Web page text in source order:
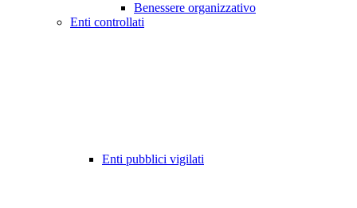
Benessere organizzativo
Enti controllati
Enti pubblici vigilati